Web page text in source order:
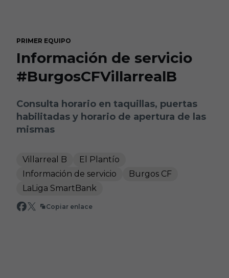
PRIMER EQUIPO
Información de servicio
#BurgosCFVillarrealB
Consulta horario en taquillas, puertas
habilitadas y horario de apertura de las
mismas
Villarreal B
El Plantío
Información de servicio
Burgos CF
LaLiga SmartBank
Copiar enlace